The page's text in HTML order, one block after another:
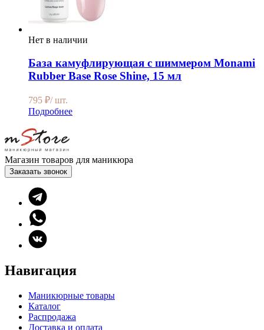
Нет в наличии
База камуфлирующая с шиммером Monami
Rubber Base Rose Shine, 15 мл
795 ₽/ шт.
Подробнее
Магазин товаров для маникюра
Заказать звонок
Навигация
Маникюрные товары
Каталог
Распродажа
Доставка и оплата